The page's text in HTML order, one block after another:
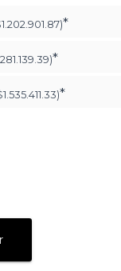
*
*
*